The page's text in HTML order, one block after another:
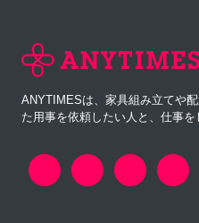
ANYTIMESは、家具組み立てや
た用事を依頼したい人と、仕事を